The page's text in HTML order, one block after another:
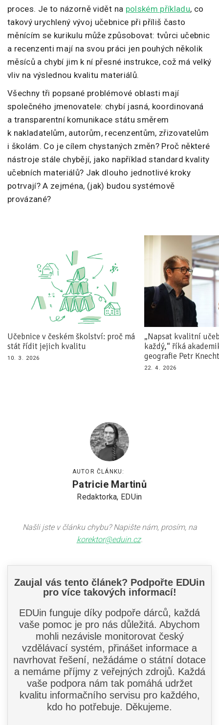
proces. Je to názorně vidět na polském příkladu, co
takový urychlený vývoj učebnice při příliš často
měnícím se kurikulu může způsobovat: tvůrci učebnic
a recenzenti mají na svou práci jen pouhých několik
měsíců a chybí jim k ní přesné instrukce, což má velký
vliv na výslednou kvalitu materiálů.
Všechny tři popsané problémové oblasti mají
společného jmenovatele: chybí jasná, koordinovaná
a transparentní komunikace státu směrem
k nakladatelům, autorům, recenzentům, zřizovatelům
i školám. Co je cílem chystaných změn? Proč některé
nástroje stále chybějí, jako například standard kvality
učebních materiálů? Jak dlouho jednotlivé kroky
potrvají? A zejména, (jak) budou systémově
provázané?
Učebnice v českém školství: proč má
stát řídit jejich kvalitu
10. 3. 2026
„Napsat kvalitní
každý,“ říká
geografie Petr Knecht
22. 4. 2026
AUTOR ČLÁNKU:
Patricie Martinů
Redaktorka, EDUin
Našli jste v článku chybu? Napište nám, prosím, na
korektor@eduin.cz.